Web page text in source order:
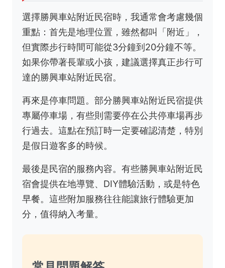
選擇勝興車站附近民宿時，我通常會考慮幾個
重點：首先是地理位置，雖然都叫「附近」，
但實際步行時間可能從3分鐘到20分鐘不等。
如果你帶著長輩或小孩，建議選擇真正步行可
達的勝興車站附近民宿。
再來是停車問題。部分勝興車站附近民宿提供
專屬停車場，有些則需要停在公共停車場再步
行過去。這點在預訂時一定要確認清楚，特別
是假日遊客多的時候。
最後是民宿的服務內容。有些勝興車站附近民
宿會提供在地導覽、DIY體驗活動，或是特色
早餐。這些附加服務往往能讓旅行體驗更加
分，值得納入考量。